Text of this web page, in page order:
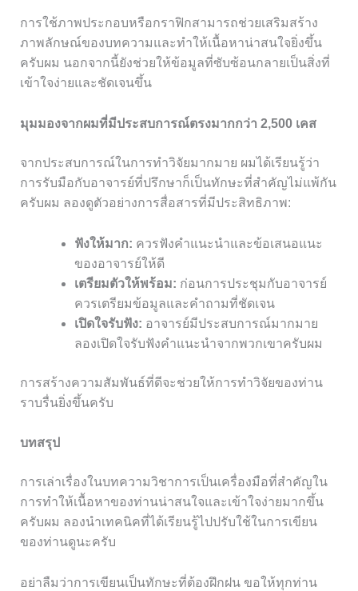
การใช้ภาพประกอบหรือกราฟิกสามารถช่วยเสริมสร้าง
ภาพลักษณ์ของบทความและทำให้เนื้อหาน่าสนใจยิ่งขึ้น
ครับผม นอกจากนี้ยังช่วยให้ข้อมูลที่ซับซ้อนกลายเป็นสิ่งที่
เข้าใจง่ายและชัดเจนขึ้น
มุมมองจากผมที่มีประสบการณ์ตรงมากกว่า 2,500 เคส
จากประสบการณ์ในการทำวิจัยมากมาย ผมได้เรียนรู้ว่า
การรับมือกับอาจารย์ที่ปรึกษาก็เป็นทักษะที่สำคัญไม่แพ้กัน
ครับผม ลองดูตัวอย่างการสื่อสารที่มีประสิทธิภาพ:
ฟังให้มาก: ควรฟังคำแนะนำและข้อเสนอแนะ
ของอาจารย์ให้ดี
เตรียมตัวให้พร้อม: ก่อนการประชุมกับอาจารย์
ควรเตรียมข้อมูลและคำถามที่ชัดเจน
เปิดใจรับฟัง: อาจารย์มีประสบการณ์มากมาย
ลองเปิดใจรับฟังคำแนะนำจากพวกเขาครับผม
การสร้างความสัมพันธ์ที่ดีจะช่วยให้การทำวิจัยของท่าน
ราบรื่นยิ่งขึ้นครับ
บทสรุป
การเล่าเรื่องในบทความวิชาการเป็นเครื่องมือที่สำคัญใน
การทำให้เนื้อหาของท่านน่าสนใจและเข้าใจง่ายมากขึ้น
ครับผม ลองนำเทคนิคที่ได้เรียนรู้ไปปรับใช้ในการเขียน
ของท่านดูนะครับ
อย่าลืมว่าการเขียนเป็นทักษะที่ต้องฝึกฝน ขอให้ทุกท่าน